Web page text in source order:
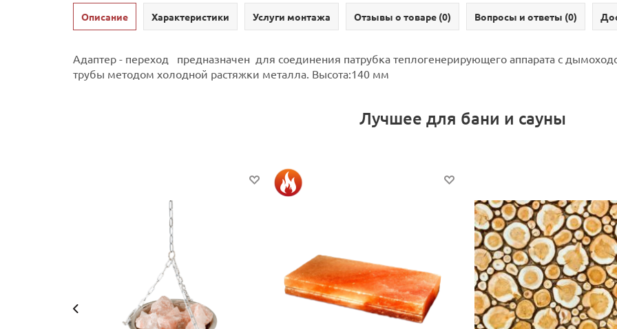
Описание Характеристики Услуги монтажа Отзывы о товаре (0) Вопросы и ответы (0)
Адаптер - переход предназначен для соединения патрубка теплогенерирующего аппарата с
трубы методом холодной растяжки металла. Высота:140 мм
Лучшее для бани и сауны